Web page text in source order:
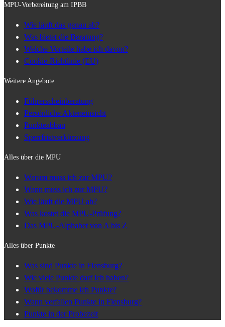
MPU-Vorbereitung am IPBB
Wie läuft das genau ab?
Was bietet die Beratung?
Welche Vorteile habe ich davon?
Cookie-Richtlinie (EU)
Weitere Angebote
Führerscheinberatung
Persönliche Akteneinsicht
Punkteabbau
Sperrfristverkürzung
Alles über die MPU
Warum muss ich zur MPU?
Wann muss ich zur MPU?
Wie läuft die MPU ab?
Was kostet die MPU-Prüfung?
Das MPU-Alphabet von A bis Z
Alles über Punkte
Was sind Punkte in Flensburg?
Wie viele Punkte darf ich haben?
Wofür bekomme ich Punkte?
Wann verfallen Punkte in Flensburg?
Punkte in der Probezeit